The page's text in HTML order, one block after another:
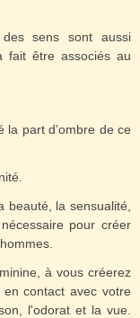
sens sont aussi
fait être associés au
part d’ombre de ce
beauté, la sensualité,
pour créer
à vous créerez
contact avec votre
l'odorat et la vue.